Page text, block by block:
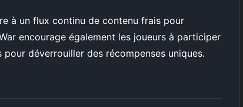
à un flux continu de contenu frais pour
encourage également les joueurs à participer
déverrouiller des récompenses uniques.